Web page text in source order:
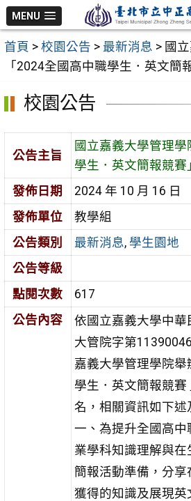
跳
至
主
MENU
首頁 > 校園公告 > 最新消息 > 國
「2024全國高中職學生．英文簡
校園公告
公告主旨
國立嘉義大學管理
學生．英文簡報競賽
發佈日期
2024 年 10 月 16 日
發佈單位
教學組
公告類別
最新消息, 學生園地
公告等級
點閱次數
617
公告內容
依國立嘉義大學中
大管院字第
嘉義大學管理學院
學生．英文簡報競
名，相關資訊如下述
一、為提升全國高
業學科知識理解與
簡報活動準備，分
獲得的知識及展現英